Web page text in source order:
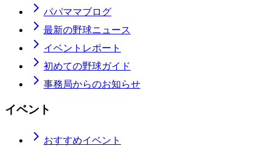
パパママブログ
最新の野球ニュース
イベントレポート
初めての野球ガイド
事務局からのお知らせ
イベント
おすすめイベント